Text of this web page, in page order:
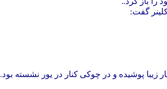
گفت:
زیبا پوشیده و در چوکی کنار در یور نشسته بود.